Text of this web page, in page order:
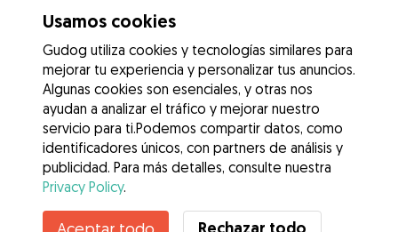
Contacta con Maria Luz
Usamos cookies
Gudog utiliza cookies y tecnologías similares para
mejorar tu experiencia y personalizar tus anuncios.
Algunas cookies son esenciales, y otras nos
ayudan a analizar el tráfico y mejorar nuestro
servicio para ti.Podemos compartir datos, como
identificadores únicos, con partners de análisis y
publicidad. Para más detalles, consulte nuestra
Privacy Policy.